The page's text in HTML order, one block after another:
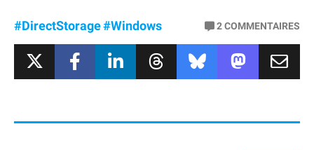
#DirectStorage#Windows 2COMMENTAIRES